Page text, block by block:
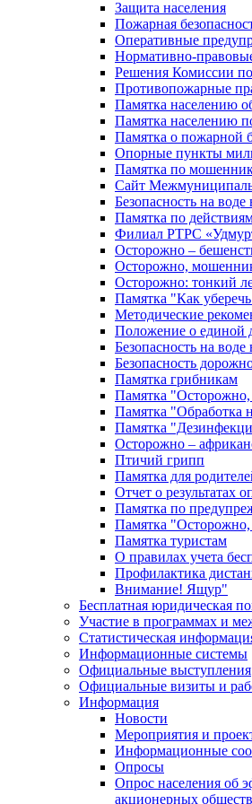
Защита населения
Пожарная
Оперативные
Нормативно-
Решения Комиссии
Противопожарные
Памятка населению
Памятка населению
Памятка о пожарной
Опорные пункты
Памятка по
Сайт
Безопасность на
Памятка по
Филиал РТРС
Осторожно –
Осторожно,
Осторожно: тонкий
Памятка "Как
Методические
Положение о единой
Безопасность на
Безопасность
Памятка грибникам
Памятка "Осторожно,
Памятка "Обработка
Памятка
Осторожно –
Птичий грипп
Памятка для
Отчет о результатах
Памятка по
Памятка
Памятка туристам
О правилах учета
Профилактика
Внимание! Ящур"
Бесплатная юридическая
Участие в программах и
Статистическая
Информационные системы
Официальные выступления
Официальные визиты и
Информация
Новости
Мероприятия и
Информационные
Опросы
Опрос населения об
акционерных